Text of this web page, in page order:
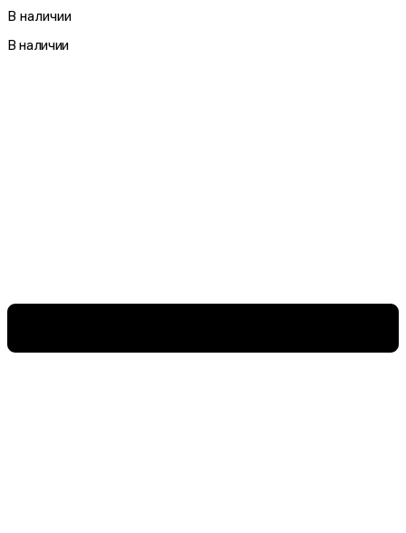
В наличии
В наличии